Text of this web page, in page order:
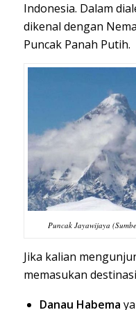
Indonesia. Dalam
dikenal dengan
Puncak Panah Putih.
Puncak Jayawijaya
Jika kalian
memasukan
Danau Habema